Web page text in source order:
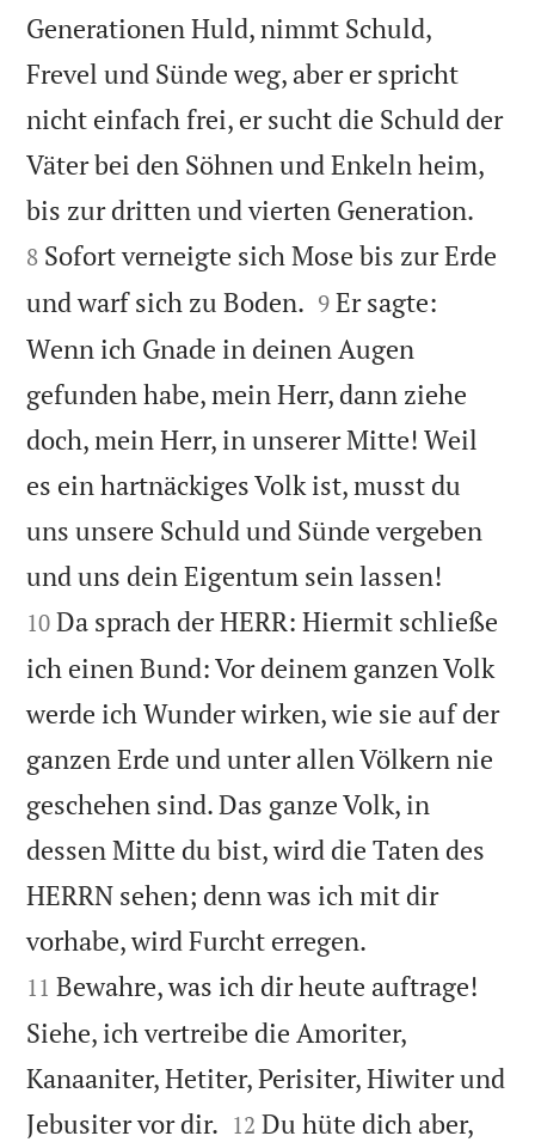
Generationen Huld, nimmt Schuld,
Frevel und Sünde weg, aber er spricht
nicht einfach frei, er sucht die Schuld der
Väter bei den Söhnen und Enkeln heim,
bis zur dritten und vierten Generation.
8 Sofort verneigte sich Mose bis zur Erde
und warf sich zu Boden. 

9 Er sagte:
Wenn ich Gnade in deinen Augen
gefunden habe, mein Herr, dann ziehe
doch, mein Herr, in unserer Mitte! Weil
es ein hartnäckiges Volk ist, musst du
uns unsere Schuld und Sünde vergeben
und uns dein Eigentum sein lassen!
10 Da sprach der HERR: Hiermit schließe
ich einen Bund: Vor deinem ganzen Volk
werde ich Wunder wirken, wie sie auf der
ganzen Erde und unter allen Völkern nie
geschehen sind. Das ganze Volk, in
dessen Mitte du bist, wird die Taten des
HERRN sehen; denn was ich mit dir
vorhabe, wird Furcht erregen.
11 Bewahre, was ich dir heute auftrage!
Siehe, ich vertreibe die Amoriter,
Kanaaniter, Hetiter, Perisiter, Hiwiter und
Jebusiter vor dir. 

12 Du hüte dich aber,